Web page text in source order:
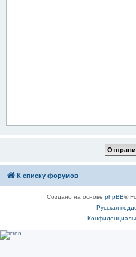
К списку форумов
Создано на основе phpBB®
Русская